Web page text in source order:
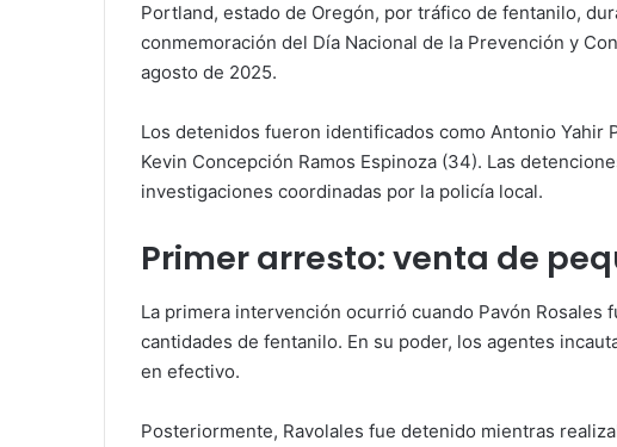
Portland, estado de Oregón, por tráfico de fentanilo,
conmemoración del Día Nacional de la Prevención y
agosto de 2025.
Los detenidos fueron identificados como Antonio Yahir
Kevin Concepción Ramos Espinoza (34). Las
investigaciones coordinadas por la policía local.
Primer arresto: venta de
La primera intervención ocurrió cuando Pavón
cantidades de fentanilo. En su poder, los agentes
en efectivo.
Posteriormente, Ravolales fue detenido mientras